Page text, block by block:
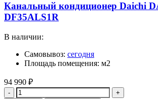
Канальный кондиционер Daichi
DF35ALS1R
В наличии:
Самовывоз: сегодня
Площадь помещения: м2
94 990 ₽
Количество